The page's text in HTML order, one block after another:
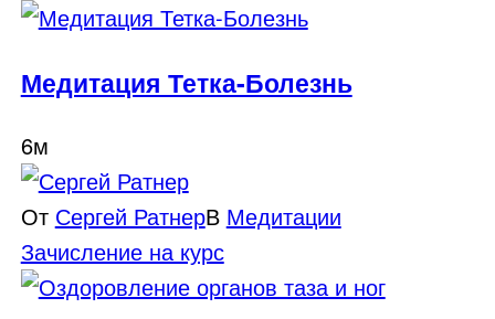
Медитация Тетка-Болезнь
6м
От Сергей РатнерВ Медитации
Зачисление на курс